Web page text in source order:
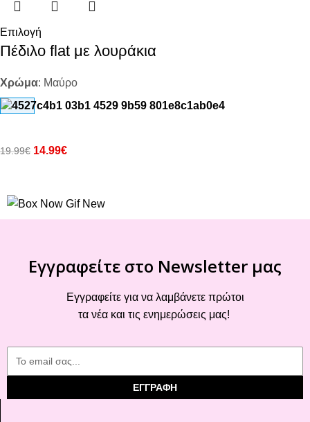
Επιλογή
Πέδιλο flat με λουράκια
Χρώμα: Μαύρο
19.99€ 14.99€
Εγγραφείτε στο Newsletter μας
Εγγραφείτε για να λαμβάνετε πρώτοι
τα νέα και τις ενημερώσεις μας!
ΕΓΓΡΑΦΗ